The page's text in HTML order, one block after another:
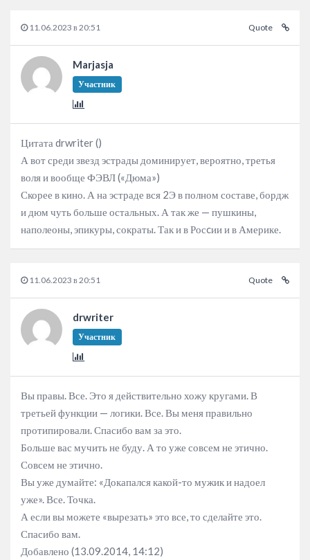
11.06.2023 в 20:51 Quote
Marjasja
Участник
Цитата drwriter ()
А вот среди звезд эстрады доминирует, вероятно, третья
воля и вообще ФЭВЛ («Дюма»)
Скорее в кино. А на эстраде вся 2Э в полном составе, бордж
и дюм чуть больше остальных. А так же — пушкины,
наполеоны, эпикуры, сократы. Так и в Росcии и в Америке.
11.06.2023 в 20:51 Quote
drwriter
Участник
Вы правы. Все. Это я действительно хожу кругами. В
третьей функции — логики. Все. Вы меня правильно
протипировали. Спасибо вам за это.
Больше вас мучить не буду. А то уже совсем не этично.
Совсем не этично.
Вы уже думайте: «Докапался какой-то мужик и надоел
уже». Все. Точка.
А если вы можете «вырезать» это все, то сделайте это.
Спасибо вам.
Добавлено (13.09.2014, 14:12)